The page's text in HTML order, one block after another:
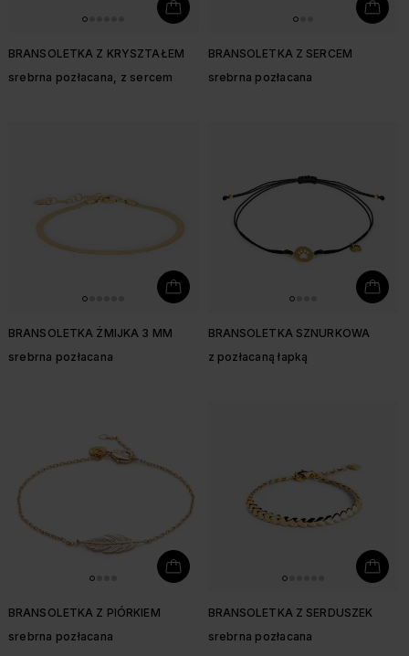
BRANSOLETKA Z KRYSZTAŁEM
srebrna pozłacana, z sercem
BRANSOLETKA Z SERCEM
srebrna pozłacana
BRANSOLETKA ŻMIJKA 3 MM
srebrna pozłacana
BRANSOLETKA SZNURKOWA
z pozłacaną łapką
BRANSOLETKA Z PIÓRKIEM
srebrna pozłacana
BRANSOLETKA Z SERDUSZEK
srebrna pozłacana